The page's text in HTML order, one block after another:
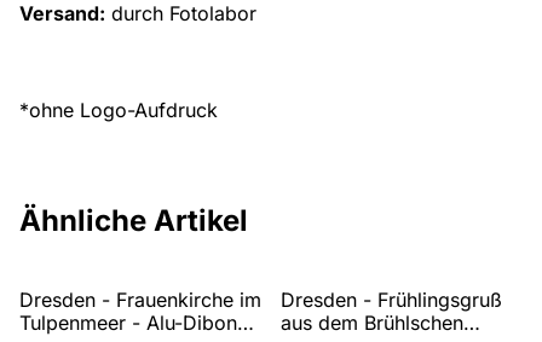
Versand: durch Fotolabor
*ohne Logo-Aufdruck
Ähnliche Artikel
Dresden - Frauenkirche im
Tulpenmeer - Alu-Dibond
Dresden - Frühlingsgruß
aus dem Brühlschen